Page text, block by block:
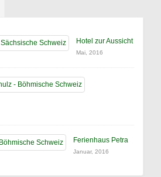
Hotel zur Aussicht
Mai, 2016
Ferienhaus Petra
Januar, 2016